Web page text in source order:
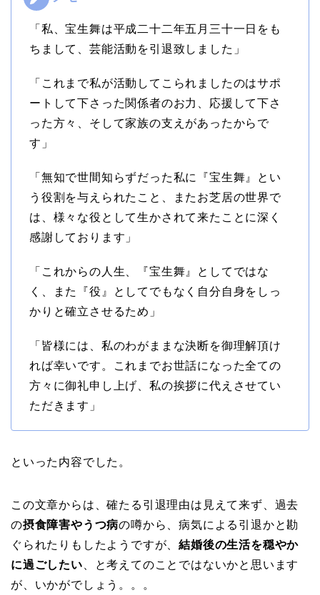
「私、宝生舞は平成二十二年五月三十一日をも
ちまして、芸能活動を引退致しました」
「これまで私が活動してこられましたのはサポ
ートして下さった関係者のお力、応援して下さ
った方々、そして家族の支えがあったからで
す」
「無知で世間知らずだった私に『宝生舞』とい
う役割を与えられたこと、またお芝居の世界で
は、様々な役として生かされて来たことに深く
感謝しております」
「これからの人生、『宝生舞』としてではな
く、また『役』としてでもなく自分自身をしっ
かりと確立させるため」
「皆様には、私のわがままな決断を御理解頂け
れば幸いです。これまでお世話になった全ての
方々に御礼申し上げ、私の挨拶に代えさせてい
ただきます」
といった内容でした。
この文章からは、確たる引退理由は見えて来ず、過去
の摂食障害やうつ病の噂から、病気による引退かと勘
ぐられたりもしたようですが、結婚後の生活を穏やか
に過ごしたい 、と考えてのことではないかと思います
が、いかがでしょう。。。